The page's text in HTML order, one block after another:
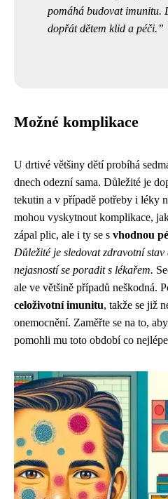
pomáhá budovat imunitu.
dopřát dětem klid a péči.
Možné komplikace
U drtivé většiny dětí probíhá
dnech odezní sama. Důležité je
tekutin a v případě potřeby i léky
mohou vyskytnout komplikace,
zápal plic, ale i ty se s vhodnou
Důležité je sledovat zdravotní
nejasností se poradit s lékařem.
ale ve většině případů neškodná.
celoživotní imunitu, takže se již
onemocnění. Zaměřte se na to,
pomohli mu toto období co